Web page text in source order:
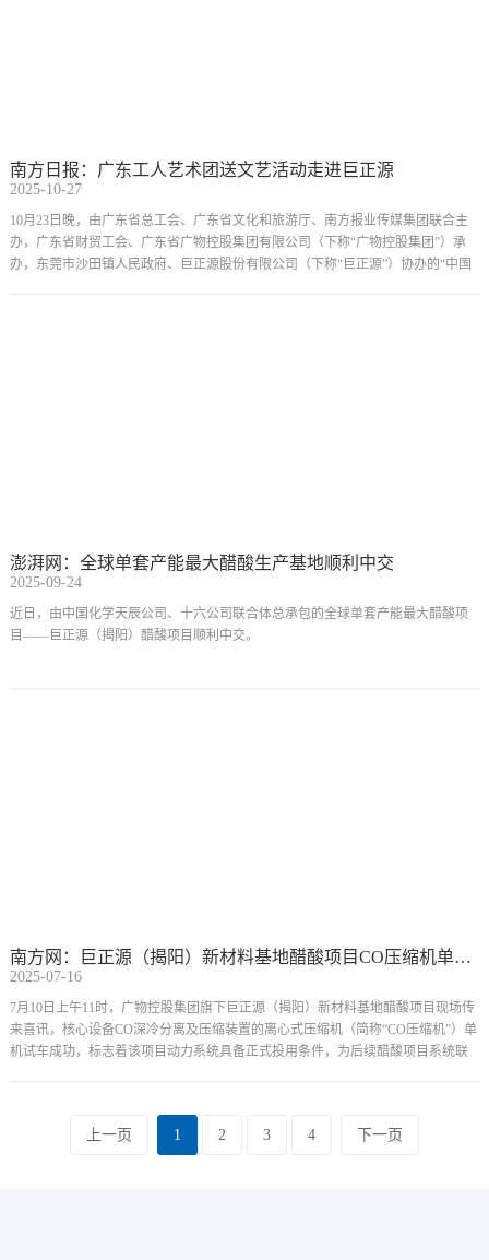
南方日报：广东工人艺术团送文艺活动走进巨正源
2025-10-27
10月23日晚，由广东省总工会、广东省文化和旅游厅、南方报业传媒集团联合主
办，广东省财贸工会、广东省广物控股集团有限公司（下称“广物控股集团”）承
办，东莞市沙田镇人民政府、巨正源股份有限公司（下称“巨正源”）协办的“中国
澎湃网：全球单套产能最大醋酸生产基地顺利中交
2025-09-24
近日，由中国化学天辰公司、十六公司联合体总承包的全球单套产能最大醋酸项
目——巨正源（揭阳）醋酸项目顺利中交。
南方网：巨正源（揭阳）新材料基地醋酸项目CO压缩机单机试车成功
2025-07-16
7月10日上午11时，广物控股集团旗下巨正源（揭阳）新材料基地醋酸项目现场传
来喜讯，核心设备CO深冷分离及压缩装置的离心式压缩机（简称“CO压缩机”）单
机试车成功，标志着该项目动力系统具备正式投用条件，为后续醋酸项目系统联
上一页 1 2 3 4 下一页